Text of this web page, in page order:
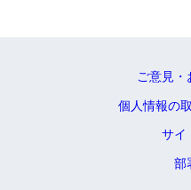
ご意見・
個人情報の
サイ
部